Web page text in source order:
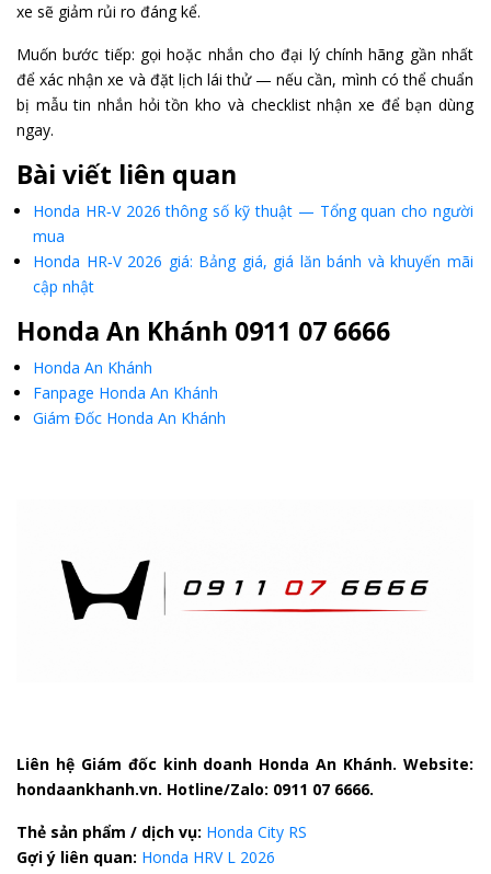
xe sẽ giảm rủi ro đáng kể.
Muốn bước tiếp: gọi hoặc nhắn cho đại lý chính hãng gần nhất
để xác nhận xe và đặt lịch lái thử — nếu cần, mình có thể chuẩn
bị mẫu tin nhắn hỏi tồn kho và checklist nhận xe để bạn dùng
ngay.
Bài viết liên quan
Honda HR‑V 2026 thông số kỹ thuật — Tổng quan cho người
mua
Honda HR‑V 2026 giá: Bảng giá, giá lăn bánh và khuyến mãi
cập nhật
Honda An Khánh 0911 07 6666
Honda An Khánh
Fanpage Honda An Khánh
Giám Đốc Honda An Khánh
Liên hệ Giám đốc kinh doanh Honda An Khánh. Website:
hondaankhanh.vn. Hotline/Zalo: 0911 07 6666.
Thẻ sản phẩm / dịch vụ: Honda City RS
Gợi ý liên quan: Honda HRV L 2026